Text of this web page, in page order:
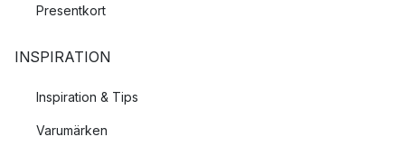
Presentkort
INSPIRATION
Inspiration & Tips
Varumärken